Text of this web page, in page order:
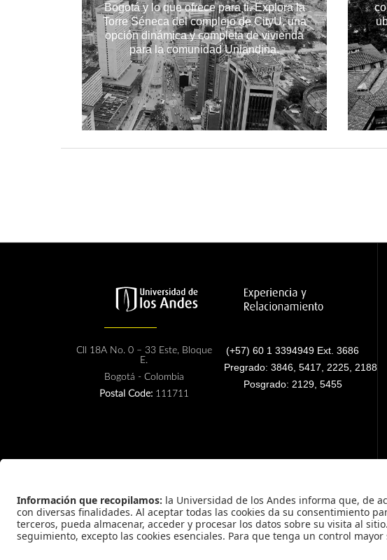
Bogotá y lo que ofrece para ti. Explora la
Torre Séneca del complejo de CityU, una
opción dinámica y completa de vivienda
para la comunidad Uniandina.
Cll 18A No. 0 – 33 Este, Bloque
E.
Bogotá - Colombia
Postal Code: 111711
(+57) 60 1 3394949 Ext. 3686
Pregrado: 3846, 5417, 2225, 2188
Posgrado: 2129, 5455